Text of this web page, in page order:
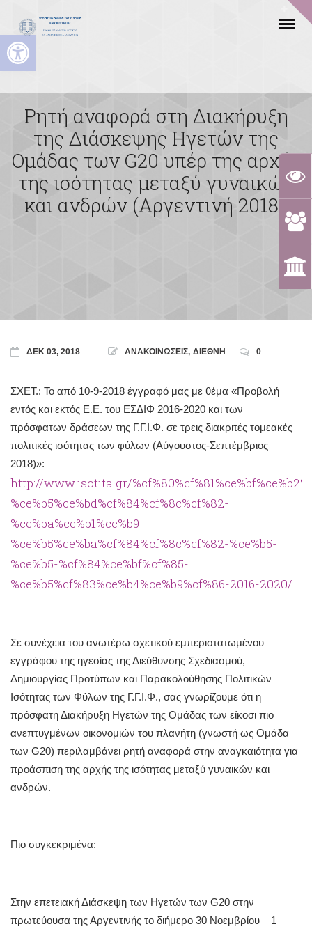
Ανοίξτε τη γραμμή εργαλείων
Ρητή αναφορά στη Διακήρυξη
της Διάσκεψης Ηγετών της
Ομάδας των G20 υπέρ της αρχής
της ισότητας μεταξύ γυναικών
και ανδρών (Αργεντινή 2018).
ΔΕΚ 03, 2018 ΑΝΑΚΟΙΝΩΣΕΙΣ, ΔΙΕΘΝΗ 0
ΣΧΕΤ.: Το από 10-9-2018 έγγραφό μας με θέμα «Προβολή
εντός και εκτός Ε.Ε. του ΕΣΔΙΦ 2016-2020 και των
πρόσφατων δράσεων της Γ.Γ.Ι.Φ. σε τρεις διακριτές τομεακές
πολιτικές ισότητας των φύλων (Αύγουστος-Σεπτέμβριος
2018)»:
http://www.isotita.gr/
%ce%b5%ce%bd%cf%84%cf%8c%cf%82-
%ce%ba%ce%b1%ce%b9-
%ce%b5%ce%ba%cf%84%cf%8c%cf%82-%ce%b5-
%ce%b5-%cf%84%ce%bf%cf%85-
%ce%b5%cf%83%ce%b4%ce%b9%cf%86-2016-2020/ .
Σε συνέχεια του ανωτέρω σχετικού εμπεριστατωμένου
εγγράφου της ηγεσίας της Διεύθυνσης Σχεδιασμού,
Δημιουργίας Προτύπων και Παρακολούθησης Πολιτικών
Ισότητας των Φύλων της Γ.Γ.Ι.Φ., σας γνωρίζουμε ότι η
πρόσφατη Διακήρυξη Ηγετών της Ομάδας των είκοσι πιο
ανεπτυγμένων οικονομιών του πλανήτη (γνωστή ως Ομάδα
των G20) περιλαμβάνει ρητή αναφορά στην αναγκαιότητα για
προάσπιση της αρχής της ισότητας μεταξύ γυναικών και
ανδρών.
Πιο συγκεκριμένα:
Στην επετειακή Διάσκεψη των Ηγετών των G20 στην
πρωτεύουσα της Αργεντινής το διήμερο 30 Νοεμβρίου – 1